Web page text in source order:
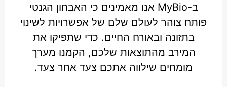
ב-MyBio אנו מאמינים כי האבחון הגנטי
פותח צוהר לעולם שלם של אפשרויות לשינוי
בתזונה ובאורח החיים. כדי שתפיקו את
המירב מהתוצאות שלכם, הקמנו מערך
מומחים שילווה אתכם צעד אחר צעד.